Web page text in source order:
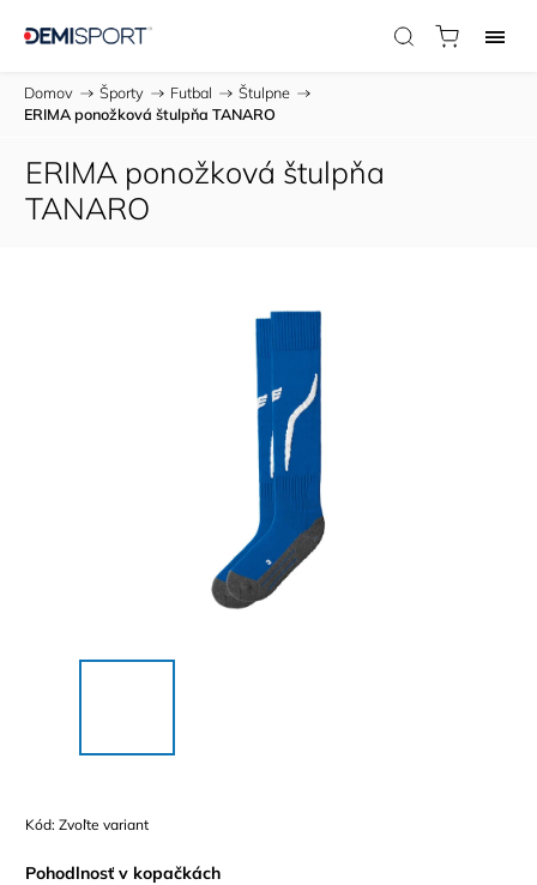
Domov / Športy / Futbal / Štulpne /
ERIMA ponožková štulpňa TANARO
ERIMA ponožková štulpňa
TANARO
Kód: Zvoľte variant
Pohodlnosť v kopačkách